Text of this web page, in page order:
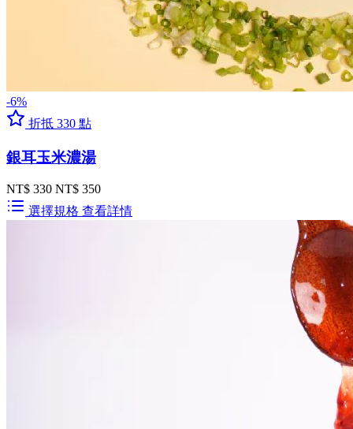
-6%
折抵 330 點
銀耳玉米濃湯
NT$ 330 NT$ 350
選擇規格 查看詳情